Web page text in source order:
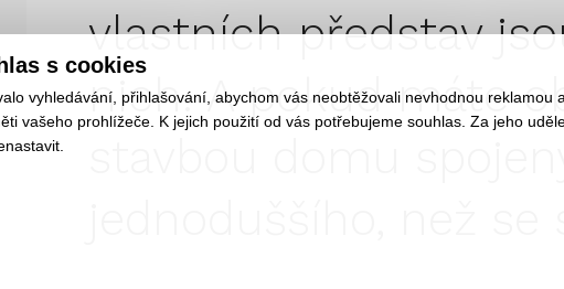
vlastních představ
nich. A pokud máte
jednoduššího, než se
s cookies
vyhledávání, přihlašování, abychom vás neobtěžovali nevhodnou
vašeho prohlížeče. K jejich použití od vás potřebujeme souhlas. Za jeho